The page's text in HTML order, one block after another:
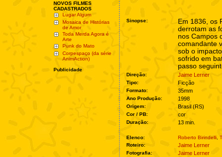
NOVOS FILMES
CADASTRADOS
Lugar Algum
Mosaica de Histórias
de Amor
Toda Merda Agora é
Arte
Punk do Mato
Corpespaço (da série
AnimAction)
Publicidade
Sinopse:
Em 1836, os
derrotam as
nos Campos
comandante
sob o
sofrido em
passo
Direção: Jaime Lerner
Tipo: Ficção
Formato: 35mm
Ano Produção: 1998
Origem: Brasil (RS)
Cor / PB: cor
Duração: 13 min.
Elenco: Roberto Birindelli
Roteiro:
Jaime Lerner
Fotografia: Jaime Lerner